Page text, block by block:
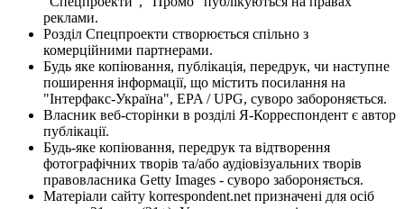
реклами.
Розділ Спецпроекти створюється спільно з
комерційними партнерами.
Будь яке копіювання, публікація, передрук, чи наступне
поширення інформації, що містить посилання на
"Інтерфакс-Україна", EPA / UPG, суворо забороняється.
Власник веб-сторінки в розділі Я-Корреспондент є автор
публікації.
Будь-яке копіювання, передрук та відтворення
фотографічних творів та/або аудіовізуальних творів
правовласника Getty Images - суворо забороняється.
Матеріали сайту korrespondent.net призначені для осіб